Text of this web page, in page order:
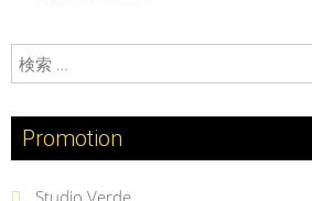
検索:
Promotion
Studio Verde